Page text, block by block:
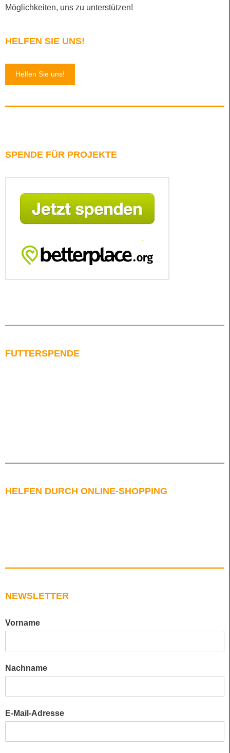
Möglichkeiten, uns zu unterstützen!
HELFEN SIE UNS!
Helfen Sie uns!
SPENDE FÜR PROJEKTE
FUTTERSPENDE
HELFEN DURCH ONLINE-SHOPPING
NEWSLETTER
Vorname
Nachname
E-Mail-Adresse